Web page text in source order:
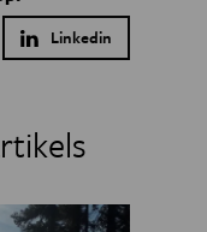
Linkedin